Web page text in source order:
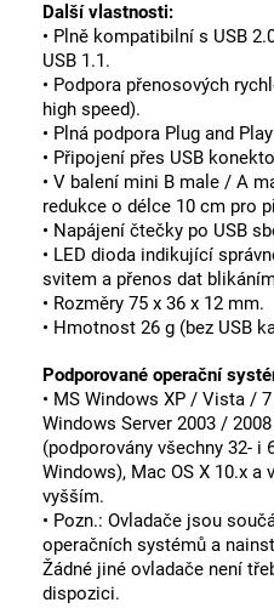
Další vlastnosti:
• Plně kompatibilní s USB
USB 1.1.
• Podpora přenosových
high speed).
• Plná podpora Plug and
• Připojení přes USB
• V balení mini B male / A
redukce o délce 10 cm pro
• Napájení čtečky po USB
• LED dioda indikující
svitem a přenos dat
• Rozměry 75 x 36 x 12 mm.
• Hmotnost 26 g (bez USB
Podporované operační
• MS Windows XP / Vista /
Windows Server 2003 /
(podporovány všechny 32- i
Windows), Mac OS X 10.x a
vyšším.
• Pozn.: Ovladače jsou
operačních systémů a
Žádné jiné ovladače není
dispozici.